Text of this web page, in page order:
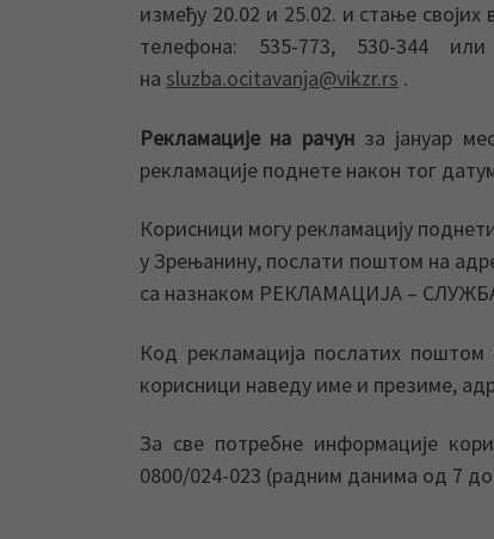
између 20.02 и 25.02. и стање
телефона: 535-773, 530-344
на sluzba.ocitavanja@vikzr.rs .
Рекламације на рачунза јануар
рекламације поднете након тог
Корисници могу рекламацију
у Зрењанину, послати поштом на
са назнаком РЕКЛАМАЦИЈА –
Код рекламација послатих
корисници наведу име и презиме,
За све потребне информације
0800/024-023 (радним данима од 7